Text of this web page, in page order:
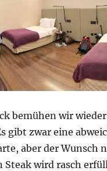
bemühen wir
gibt zwar eine
aber der Wunsch
wird rasch